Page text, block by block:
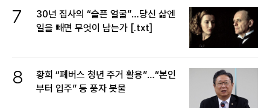
7
30년 집사의 “슬픈 얼굴”…당신 삶엔
일을 빼면 무엇이 남는가 [.txt]
8
황희 “폐버스 청년 주거 활용”…“본인
부터 입주” 등 풍자 봇물